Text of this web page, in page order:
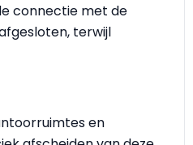
connectie met de
terwijl
en